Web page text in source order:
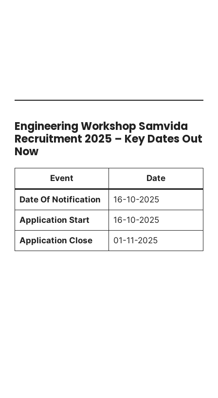
Engineering Workshop Samvida
Recruitment 2025 – Key Dates Out
Now
Event Date
Date Of Notification 16-10-2025
Application Start 16-10-2025
Application Close 01-11-2025